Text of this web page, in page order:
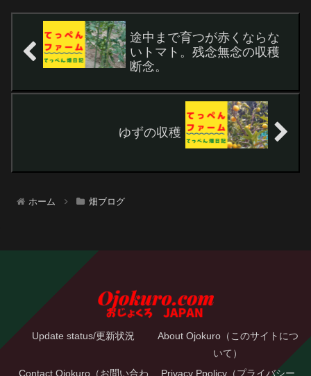
途中まで育つが赤くならな
いトマト。残念無念の収穫
断念。
ゆずの収穫
ホーム 畑ブログ
Update status/更新状況
About Ojokuro（このサイトにつ
いて）
Contact Ojokuro（お問い合わ
Privacy Ppolicy（プライバシー